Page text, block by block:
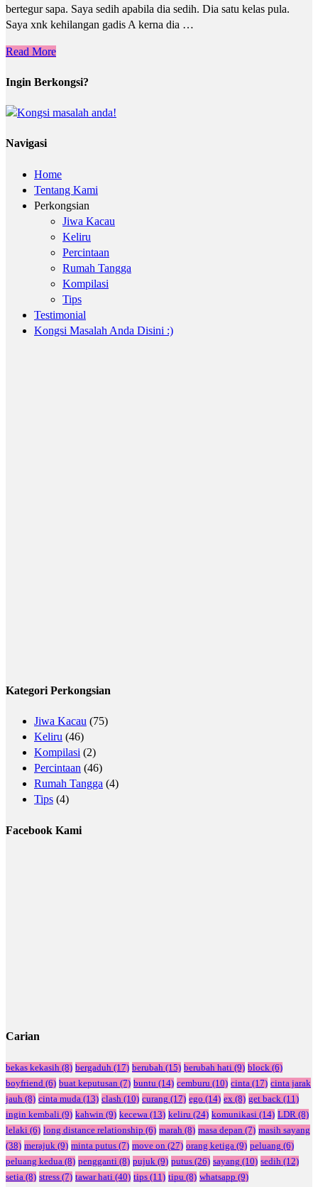
bertegur sapa. Saya sedih apabila dia sedih. Dia satu kelas pula.
Saya xnk kehilangan gadis A kerna dia …
Read More
Ingin Berkongsi?
Navigasi
Home
Tentang Kami
Perkongsian
Jiwa Kacau
Keliru
Percintaan
Rumah Tangga
Kompilasi
Tips
Testimonial
Kongsi Masalah Anda Disini :)
Kategori Perkongsian
Jiwa Kacau (75)
Keliru (46)
Kompilasi (2)
Percintaan (46)
Rumah Tangga (4)
Tips (4)
Facebook Kami
Carian
bekas kekasih (8) bergaduh (17) berubah (15) berubah hati (9) block (6)
boyfriend (6) buat keputusan (7) buntu (14) cemburu (10) cinta (17) cinta jarak
jauh (8) cinta muda (13) clash (10) curang (17) ego (14) ex (8) get back (11)
ingin kembali (9) kahwin (9) kecewa (13) keliru (24) komunikasi (14) LDR (8)
lelaki (6) long distance relationship (6) marah (8) masa depan (7) masih sayang
(38) merajuk (9) minta putus (7) move on (27) orang ketiga (9) peluang (6)
peluang kedua (8) pengganti (8) pujuk (9) putus (26) sayang (10) sedih (12)
setia (8) stress (7) tawar hati (40) tips (11) tipu (8) whatsapp (9)